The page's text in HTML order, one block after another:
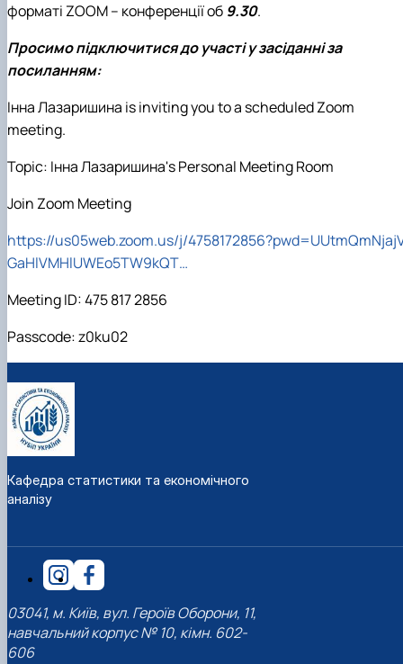
форматі ZOOM – конференції об 9.30.
Просимо підключитися до участі у засіданні за
посиланням:
Інна Лазаришина is inviting you to a scheduled Zoom
meeting.
Topic: Інна Лазаришина's Personal Meeting Room
Join Zoom Meeting
https://us05web.zoom.us/j/
GaHlVMHlUWEo5TW9kQT…
Meeting ID: 475 817 2856
Passcode: z0ku02
Кафедра статистики та економічного
аналізу
03041, м. Київ, вул. Героїв Оборони, 11,
навчальний корпус № 10, кімн. 602-
606